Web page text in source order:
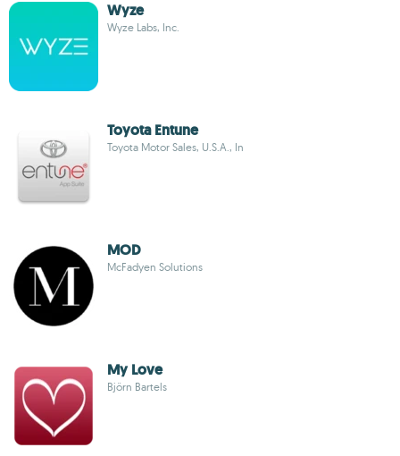
Wyze
Wyze Labs, Inc.
Toyota Entune
Toyota Motor Sales, U.S.A., In
MOD
McFadyen Solutions
My Love
Björn Bartels